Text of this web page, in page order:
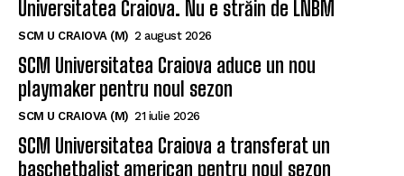
SCM Universitatea Craiova aduce un nou
playmaker pentru noul sezon
SCM U CRAIOVA (M) 21 iulie 2026
SCM Universitatea Craiova a transferat un
baschetbalist american pentru noul sezon
SCM U CRAIOVA (M) 19 iulie 2026